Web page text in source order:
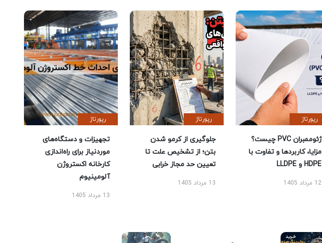
رپورتاژ
ژئوممبران PVC چیست؟
مزایا، کاربردها و تفاوت با
HDPE و LLDPE
12 مرداد 1405
رپورتاژ
جلوگیری از کرمو شدن
بتن؛ از تشخیص علت تا
تعیین حد مجاز خرابی
13 مرداد 1405
رپورتاژ
تجهیزات و دستگاه‌های
موردنیاز برای راه‌اندازی
کارخانه اکستروژن
آلومینیوم
13 مرداد 1405